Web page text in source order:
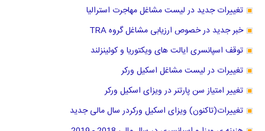
تغییرات جدید در لیست مشاغل مهاجرت استرالیا
خبر جدید در خصوص ارزیابی مشاغل گروه TRA
توقف اسپانسری ایالت های ویکتوریا و کوئینزلند
تغییرات در لیست مشاغل اسکیل ورکر
تغییر امتیاز سن پارتنر در ویزای اسکیل ورکر
تغییرات(تاکنون) ویزای اسکیل ورکردر سال مالی جدید